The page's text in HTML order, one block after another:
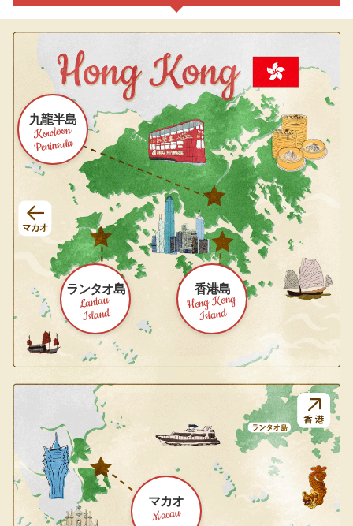
九龍半島
Kowloon
Peninsula
香港島
Hong Kong
Island
ランタオ島
Lantau
Island
マカオ
Macau